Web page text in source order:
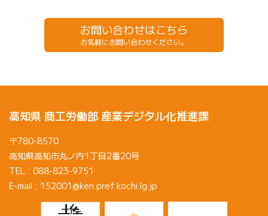
お問い合わせはこちら
お気軽にお問い合わせください。
高知県 商工労働部 産業デジタル化推進課
〒780-8570
高知県高知市丸ノ内1丁目2番20号
TEL : 088-823-9751
E-mail : 152001@ken.pref.kochi.lg.jp